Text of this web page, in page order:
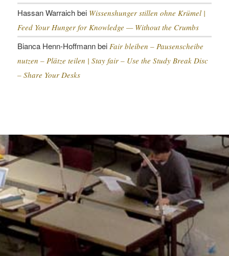
Hassan Warraichbei Wissenshunger stillen ohne Krümel |
Feed Your Hunger for Knowledge — Without the Crumbs
Bianca Henn-Hoffmannbei Fair bleiben – Pausenscheibe
nutzen – Plätze teilen | Stay fair – Use the Study Break Disc
– Share Your Desks